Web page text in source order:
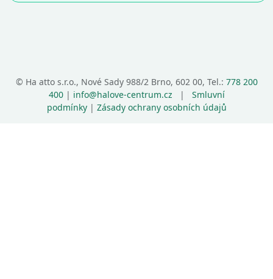
© Ha atto s.r.o., Nové Sady 988/2 Brno, 602 00, Tel.: 778 200
400| info@halove-centrum.cz | Smluvní
podmínky| Zásady ochrany osobních údajů